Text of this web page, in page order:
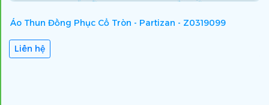
Áo Thun Đồng Phục Cổ Tròn - Partizan - Z0319099
Liên hệ